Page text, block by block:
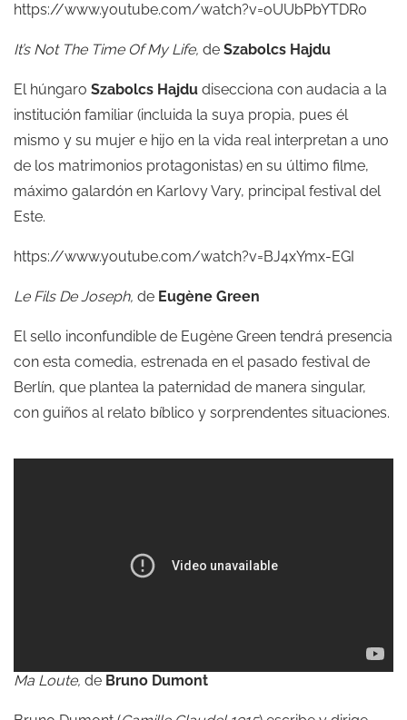
https://www.youtube.com/watch?v=oUUbPbYTDR0
It’s Not The Time Of My Life, de Szabolcs Hajdu
El húngaro Szabolcs Hajdu disecciona con audacia a la
institución familiar (incluida la suya propia, pues él
mismo y su mujer e hijo en la vida real interpretan a uno
de los matrimonios protagonistas) en su último filme,
máximo galardón en Karlovy Vary, principal festival del
Este.
https://www.youtube.com/watch?v=BJ4xYmx-EGI
Le Fils De Joseph, de Eugène Green
El sello inconfundible de Eugène Green tendrá presencia
con esta comedia, estrenada en el pasado festival de
Berlín, que plantea la paternidad de manera singular,
con guiños al relato bíblico y sorprendentes situaciones.
Ma Loute, de Bruno Dumont